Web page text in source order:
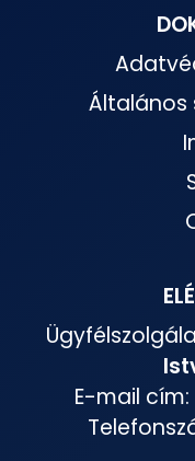
Általános
E-mail cím: